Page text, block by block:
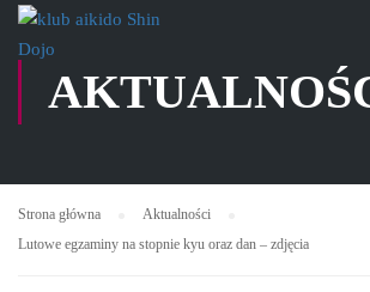
Strona główna
Aktualności
Lutowe egzaminy na stopnie kyu oraz dan – zdjęcia